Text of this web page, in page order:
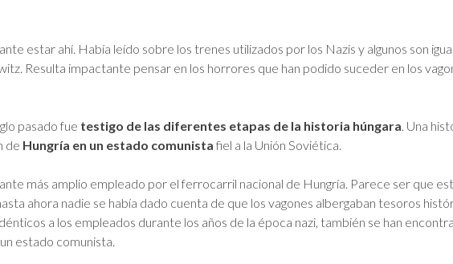
estar ahí. Había leído sobre los trenes utilizados por los Nazis y algunos son
Resulta impactante pensar en los horrores que han podido suceder en los
pasado fue testigo de las diferentes etapas de la historia húngara. Una
de Hungría en un estado comunista fiel a la Unión Soviética.
más amplio empleado por el ferrocarril nacional de Hungría. Parece ser que
ahora nadie se había dado cuenta de que los vagones albergaban tesoros
a los empleados durante los años de la época nazi, también se han
estado comunista.